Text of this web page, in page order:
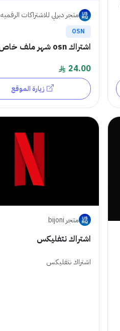
متجر دبرلي للاشتراكات الرقميه
OSN
اشتراك osn شهر ملف خاص
24.00
زيارة الموقع
متجر bijoni
اشتراك نتفليكس
اشتراك نتفليكس